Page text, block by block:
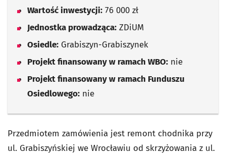
Wartość inwestycji: 76 000 zł
Jednostka prowadząca: ZDiUM
Osiedle: Grabiszyn-Grabiszynek
Projekt finansowany w ramach WBO: nie
Projekt finansowany w ramach Funduszu
Osiedlowego: nie
Przedmiotem zamówienia jest remont chodnika przy
ul. Grabiszyńskiej we Wrocławiu od skrzyżowania z ul.